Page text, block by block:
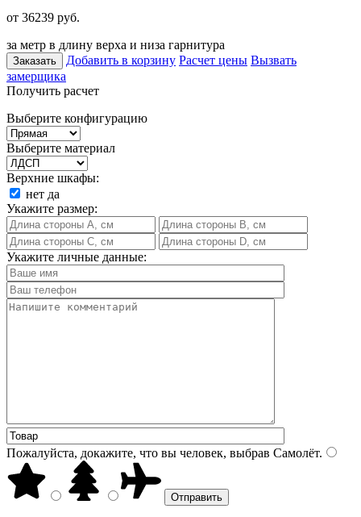
от 36239 руб.
за метр в длину верха и низа гарнитура
Заказать Добавить в корзину Расчет цены Вызвать
замерщика
Получить расчет
Выберите конфигурацию
Выберите материал
Верхние шкафы:
нет да
Укажите размер:
Укажите личные данные:
Пожалуйста, докажите, что вы человек, выбрав Самолёт.